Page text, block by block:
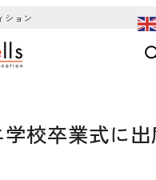
ション
校卒業式に